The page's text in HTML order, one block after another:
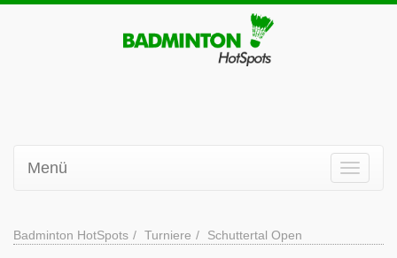
Menü
Badminton HotSpots Turniere Schuttertal Open